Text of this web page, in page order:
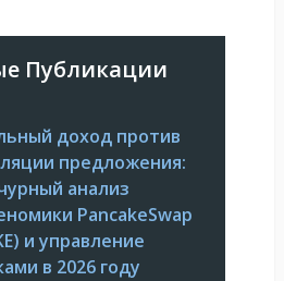
Публикации
доход против
предложения:
анализ
PancakeSwap
и управление
в 2026 году